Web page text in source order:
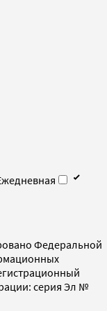
Федеральной
серия Эл №